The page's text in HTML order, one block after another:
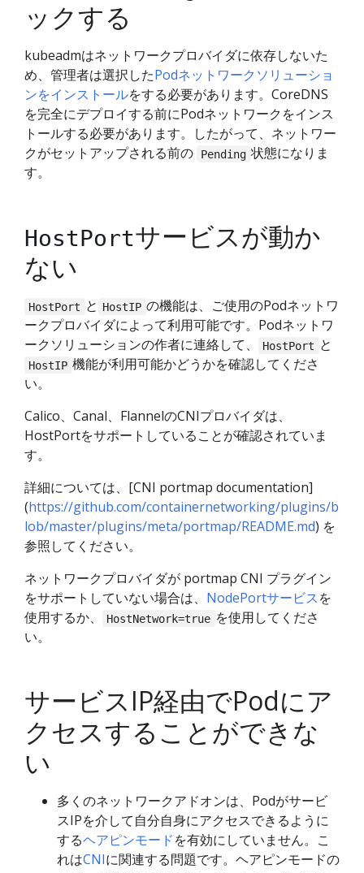
ックする
kubeadmはネットワークプロバイダに依存しないた
め、管理者は選択したPodネットワークソリューショ
ンをインストールをする必要があります。CoreDNS
を完全にデプロイする前にPodネットワークをインス
トールする必要があります。したがって、ネットワー
クがセットアップされる前の
Pending 状態になりま
す。
HostPortサービスが動か
ない
HostPort と HostIP の機能は、ご使用のPodネットワ
ークプロバイダによって利用可能です。Podネットワ
ークソリューションの作者に連絡して、
HostPort と
HostIP 機能が利用可能かどうかを確認してくださ
い。
Calico、Canal、FlannelのCNIプロバイダは、
HostPortをサポートしていることが確認されていま
す。
詳細については、[CNI portmap documentation]
(https://github.com/containernetworking/plugins/b
lob/master/plugins/meta/portmap/README.md) を
参照してください。
ネットワークプロバイダが portmap CNI プラグイン
をサポートしていない場合は、 NodePortサービスを
使用するか、
HostNetwork=true を使用してくださ
い。
サービスIP経由でPodにア
クセスすることができな
い
多くのネットワークアドオンは、Podがサービ
スIPを介して自分自身にアクセスできるように
するヘアピンモードを有効にしていません。こ
れはCNIに関連する問題です。ヘアピンモードの